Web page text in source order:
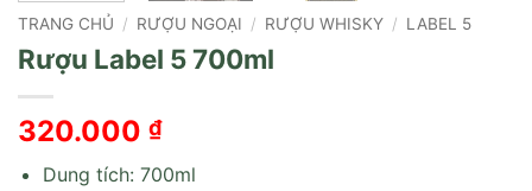
TRANG CHỦ / RƯỢU NGOẠI / RƯỢU WHISKY / LABEL 5
Rượu Label 5 700ml
320.000 ₫
Dung tích: 700ml